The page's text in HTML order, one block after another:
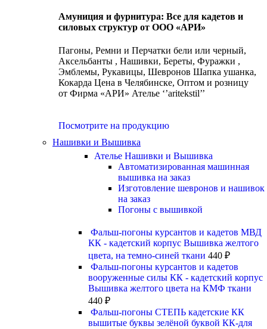
Амуниция и фурнитура: Все для кадетов и
силовых структур от ООО «АРИ»
Пагоны, Ремни и Перчатки бели или черный,
Аксельбанты , Нашивки, Береты, Фуражки ,
Эмблемы, Рукавицы, Шевронов Шапка ушанка,
Кокарда Цена в Челябинске, Оптом и розницу
от Фирма «АРИ» Ателье ‘’aritekstil’’
Посмотрите на продукцию
Нашивки и Вышивка
Ателье Нашивки и Вышивка
Автоматизированная машинная
вышивка на заказ
Изготовление шевронов и нашивок
на заказ
Погоны с вышивкой
Фальш-погоны курсантов и кадетов МВД
КК - кадетский корпус Вышивка желтого
цвета, на темно-синей ткани 440 ₽
Фальш-погоны курсантов и кадетов
вооруженные силы КК - кадетский корпус
Вышивка желтого цвета на КМФ ткани
440 ₽
Фальш-погоны СТЕПЬ кадетские КК
вышитые буквы зелёной буквой КК-для